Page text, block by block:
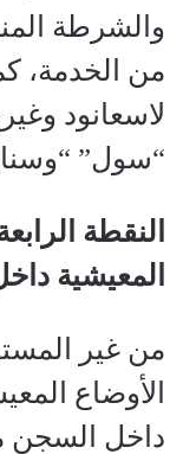
والشرطة
من الخدمة،
لاسعانود
“سول”
النقطة
المعيشية
من غير
الأوضاع
داخل السجن